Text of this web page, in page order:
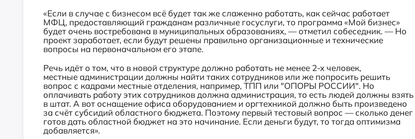
«Если в случае с бизнесом всё будет так же слаженно работать, как сейчас работает
МФЦ, предоставляющий гражданам различные госуслуги, то программа «Мой бизнес»
будет очень востребована в муниципальных образованиях, — отметил собеседник. — Но
проект заработает, если будут решены правильно организационные и технические
вопросы на первоначальном его этапе.
Речь идёт о том, что в новой структуре должно работать не менее 2-х человек,
местные администрации должны найти таких сотрудников или же попросить решить
вопрос с кадрами местные отделения, например, ТПП или "ОПОРЫ РОССИИ". Но
оплачивать работу этих сотрудников должна администрация, то есть людей должны взять
в штат. А вот оснащение офиса оборудованием и оргтехникой должно быть произведено
за счёт субсидий областного бюджета. Поэтому первый тестовый вопрос — сколько денег
готов дать областной бюджет на это начинание. Если деньги будут, то тогда оптимизма
добавляется».